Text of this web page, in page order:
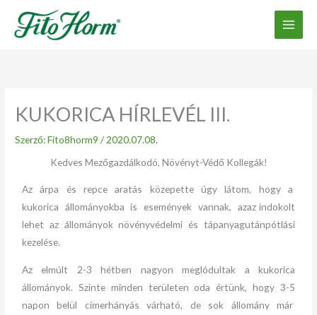
tartalomhoz
KUKORICA HÍRLEVÉL III.
Szerző:Fito8horm9/ 2020.07.08.
Kedves Mezőgazdálkodó, Növényt-Védő Kollegák!
Az árpa és repce aratás közepette úgy látom, hogy a
kukorica állományokba is események vannak, azaz indokolt
lehet az állományok növényvédelmi és tápanyagutánpótlási
kezelése.
Az elmúlt 2-3 hétben nagyon meglódultak a kukorica
állományok. Szinte minden területen oda értünk, hogy 3-5
napon belül címerhányás várható, de sok állomány már